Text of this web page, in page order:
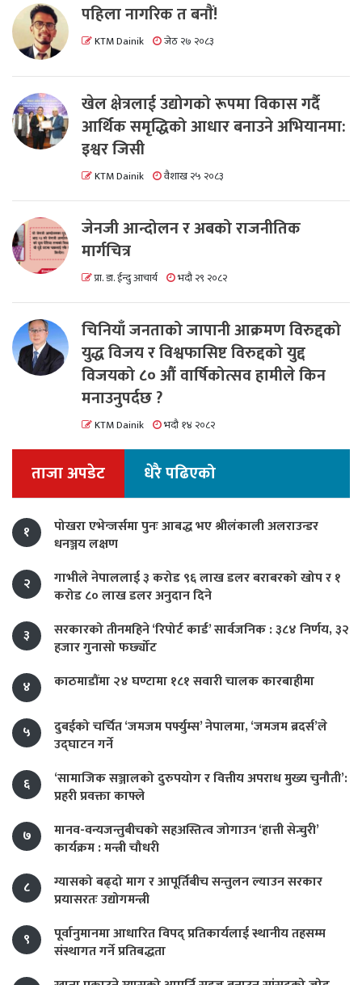
पहिला नागरिक त बनाैं!
KTM Dainik जेठ २७ २०८३
खेल क्षेत्रलाई उद्योगको रूपमा विकास गर्दै
आर्थिक समृद्धिको आधार बनाउने अभियानमा:
इश्वर जिसी
KTM Dainik वैशाख २५ २०८३
जेनजी आन्दोलन र अबको राजनीतिक
मार्गचित्र
प्रा. डा. ईन्दु आचार्य भदौ २९ २०८२
चिनियाँ जनताको जापानी आक्रमण विरुद्दको
युद्ध विजय र विश्वफासिष्ट विरुद्दको युद्द
विजयको ८० औं वार्षिकोत्सव हामीले किन
मनाउनुपर्दछ ?
KTM Dainik भदौ १४ २०८२
ताजा अपडेट धेरै पढिएको
१
पोखरा एभेन्जर्समा पुनः आबद्ध भए श्रीलंकाली अलराउन्डर
धनञ्जय लक्षण
२
गाभीले नेपाललाई ३ करोड ९६ लाख डलर बराबरको खोप र १
करोड ८० लाख डलर अनुदान दिने
३
सरकारको तीनमहिने ‘रिपोर्ट कार्ड’ सार्वजनिक : ३८४ निर्णय, ३२
हजार गुनासो फर्छ्योट
४
काठमाडौंमा २४ घण्टामा १८१ सवारी चालक कारबाहीमा
५
दुबईको चर्चित ‘जमजम पर्फ्युम्स’ नेपालमा, ‘जमजम ब्रदर्स’ले
उद्घाटन गर्ने
६
‘सामाजिक सञ्जालको दुरुपयोग र वित्तीय अपराध मुख्य चुनौती’:
प्रहरी प्रवक्ता काफ्ले
७
मानव-वन्यजन्तुबीचको सहअस्तित्व जोगाउन ‘हात्ती सेन्चुरी’
कार्यक्रम : मन्त्री चौधरी
८
ग्यासको बढ्दो माग र आपूर्तिबीच सन्तुलन ल्याउन सरकार
प्रयासरतः उद्योगमन्त्री
९
पूर्वानुमानमा आधारित विपद् प्रतिकार्यलाई स्थानीय तहसम्म
संस्थागत गर्ने प्रतिबद्धता